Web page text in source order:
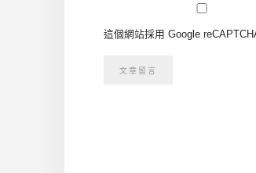
這個網站採用 Google